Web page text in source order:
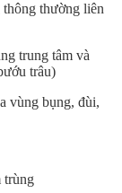
thường liên
trung tâm và
trâu)
vùng bụng, đùi,
trùng